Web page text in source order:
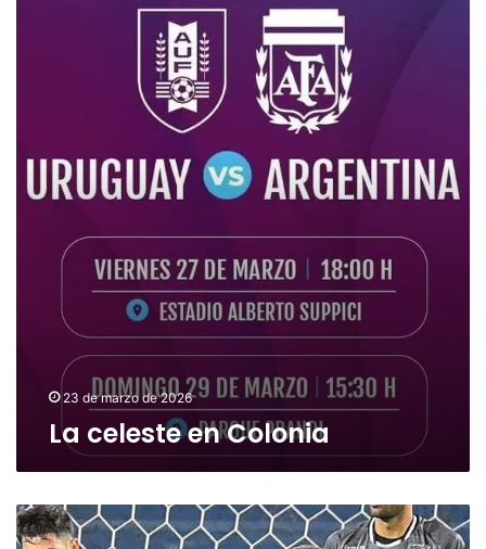
23 de marzo de 2026
La celeste en Colonia
Nacional
derrotó